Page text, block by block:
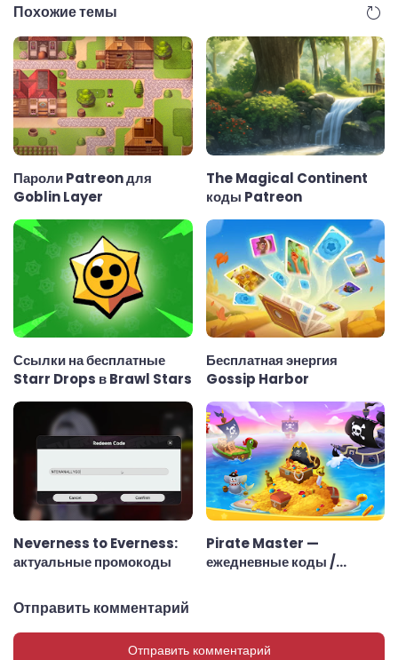
Похожие темы
Пароли Patreon для
Goblin Layer
The Magical Continent
коды Patreon
Ссылки на бесплатные
Starr Drops в Brawl Stars
Бесплатная энергия
Gossip Harbor
Neverness to Everness:
актуальные промокоды
Pirate Master —
ежедневные коды /
Отправить комментарий
Отправить комментарий